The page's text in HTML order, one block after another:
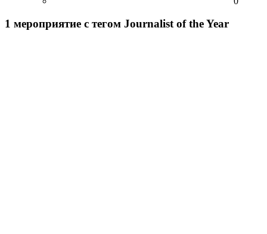
1 мероприятие с тегом Journalist of the Year